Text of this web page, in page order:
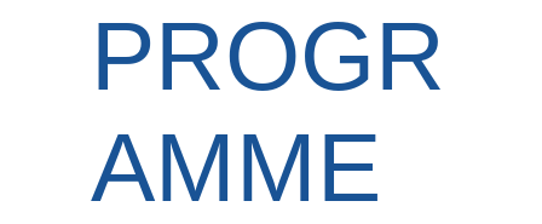
PROGR
AMME